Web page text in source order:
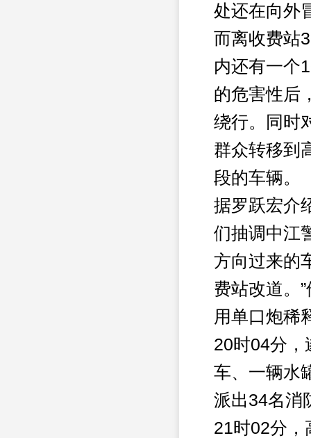
处还在向外
而离收费站
内还有一个
的危害性后
绕行。同时
群众转移到
段的车辆。
据罗跃宏介
们抽调中江
方向过来的
费站改道。
用单口炮稀
20时04分，
车、一辆水
派出34名消
21时02分，